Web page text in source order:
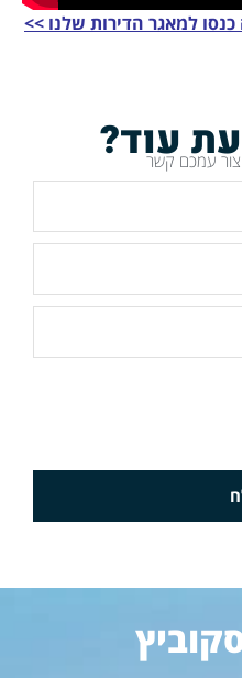
למאגר הדירות שלנו >>
עוד?
עמכם קשר